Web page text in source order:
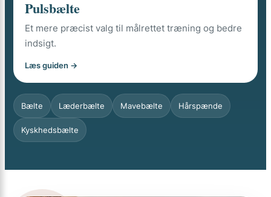
Pulsbælte
Et mere præcist valg til målrettet træning og bedre
indsigt.
Læs guiden →
Bælte Læderbælte Mavebælte Hårspænde
Kyskhedsbælte